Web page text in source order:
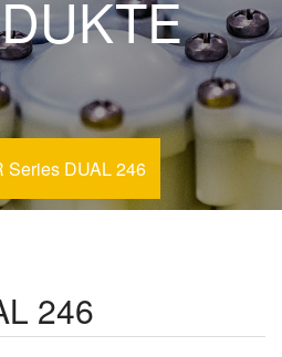
Series DUAL 246
246